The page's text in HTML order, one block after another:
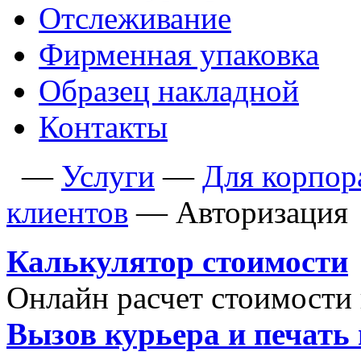
Отслеживание
Фирменная упаковка
Образец накладной
Контакты
— Услуги — Для
клиентов — Авторизация
Калькулятор стоимости
Онлайн расчет стоимости
Вызов курьера и